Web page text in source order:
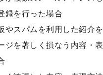
録を行った場合
やスパムを利用した紹介
ジを著しく損なう内容・